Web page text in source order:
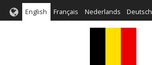
English Français Nederlands Deutsch